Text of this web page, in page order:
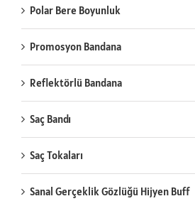
Polar Bere Boyunluk
Promosyon Bandana
Reflektörlü Bandana
Saç Bandı
Saç Tokaları
Sanal Gerçeklik Gözlüğü Hijyen Buff